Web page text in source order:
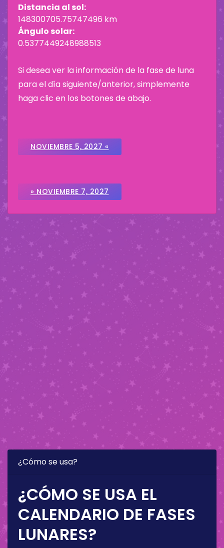
Distancia al sol:
148300705.75747496 km
Ángulo solar:
0.5377449248988513
Si desea ver la información de la fase de luna
para el día siguiente/anterior, simplemente
haga clic en los botones de abajo.
NOVIEMBRE 5, 2027 «
» NOVIEMBRE 7, 2027
¿Cómo se usa?
¿CÓMO SE USA EL
CALENDARIO DE FASES
LUNARES?